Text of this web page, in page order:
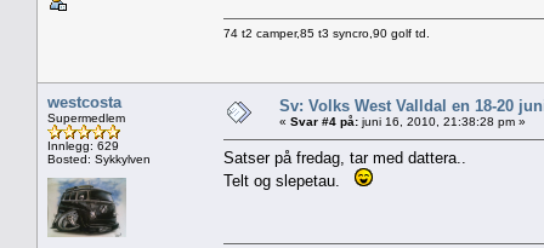
74 t2 camper,85 t3 syncro,90 golf td.
westcosta
Supermedlem
Innlegg: 629
Bosted: Sykkylven
Sv: Volks West Valldal en 18-20
« Svar #4 på: juni 16, 2010, 21:38:28 pm »
Satser på fredag, tar med dattera..
Telt og slepetau.